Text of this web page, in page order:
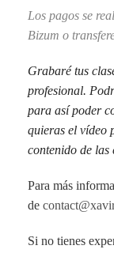
Los pagos se
Bizum o
Grabaré tus
profesional.
para así poder
quieras el vídeo
contenido de las
Para más
de
Si no tienes